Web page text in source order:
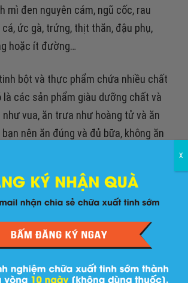
mì đen nguyên cám, ngũ cốc, rau
cá, ức gà, trứng, thịt thăn, đậu phụ,
hoặc ít đường…
bột và thực phẩm chứa nhiều chất
là các sản phẩm giàu dưỡng chất và
như vua, ăn trưa như hoàng tử và ăn
nên ăn đúng và đủ bữa, không ăn
tiêu hóa. Tránh việc vừa làm
điều này vô tình làm bạn mất kiểm
đưa vào, đặc biệt là khi nói chuyện
trong ngày cũng là một phương pháp
X